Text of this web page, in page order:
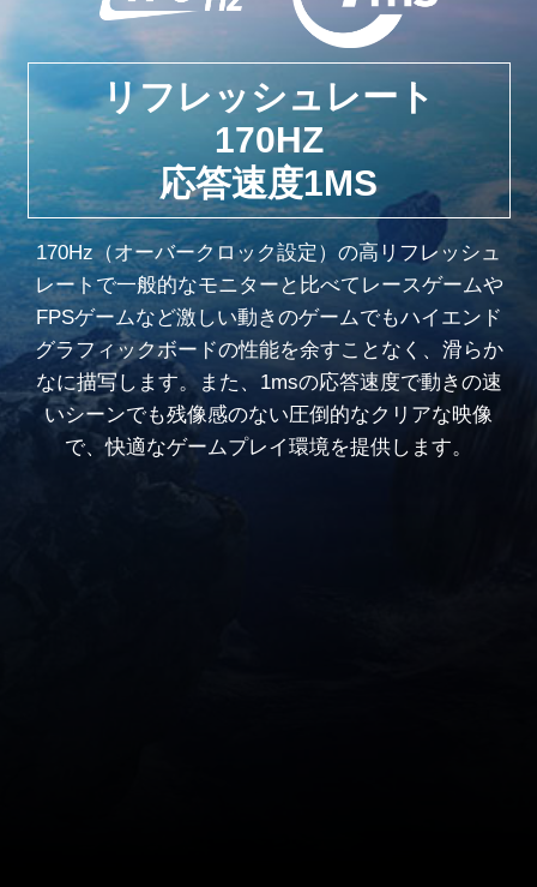
リフレッシュレート
170HZ
応答速度1MS
170Hz（オーバークロック設定）の高リフレッシュ
レートで一般的なモニターと比べてレースゲームや
FPSゲームなど激しい動きのゲームでもハイエンド
グラフィックボードの性能を余すことなく、滑らか
なに描写します。また、1msの応答速度で動きの速
いシーンでも残像感のない圧倒的なクリアな映像
で、快適なゲームプレイ環境を提供します。